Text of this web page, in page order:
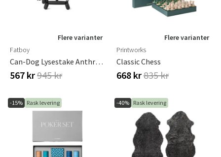
Flere varianter
Fatboy
Can-Dog Lysestake Anthracite
567 kr945 kr
Flere varianter
Printworks
Classic Chess
668 kr835 kr
-15% Rask levering -40% Rask levering